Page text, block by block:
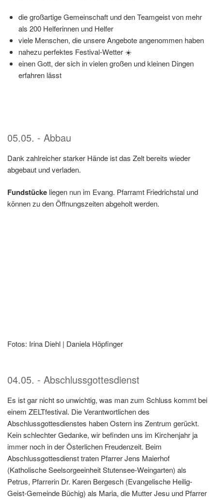
die großartige Gemeinschaft und den Teamgeist von mehr
als 200 Helferinnen und Helfer
viele Menschen, die unsere Angebote angenommen haben
nahezu perfektes Festival-Wetter ☀️
einen Gott, der sich in vielen großen und kleinen Dingen
erfahren lässt
05.05. - Abbau
Dank zahlreicher starker Hände ist das Zelt bereits wieder
abgebaut und verladen.
Fundstücke liegen nun im Evang. Pfarramt Friedrichstal und
können zu den Öffnungszeiten abgeholt werden.
Fotos: Irina Diehl | Daniela Höpfinger
04.05. - Abschlussgottesdienst
Es ist gar nicht so unwichtig, was man zum Schluss kommt bei
einem ZELTfestival. Die Verantwortlichen des
Abschlussgottesdienstes haben Ostern ins Zentrum gerückt.
Kein schlechter Gedanke, wir befinden uns im Kirchenjahr ja
immer noch in der Österlichen Freudenzeit. Beim
Abschlussgottesdienst traten Pfarrer Jens Maierhof
(Katholische Seelsorgeeinheit Stutensee-Weingarten) als
Petrus, Pfarrerin Dr. Karen Bergesch (Evangelische Heilig-
Geist-Gemeinde Büchig) als Maria, die Mutter Jesu und Pfarrer